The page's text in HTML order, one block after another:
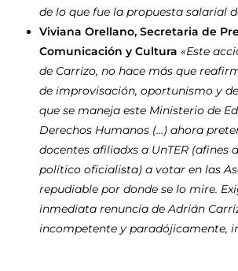
de lo que fue la propuesta salarial
Viviana Orellano, Secretaria de
Comunicación y Cultura «Este
de Carrizo, no hace más que
de improvisación, oportunismo y
que se maneja este Ministerio de
Derechos Humanos (…) ahora
docentes afiliadxs a UnTER (afines
político oficialista) a votar en las
repudiable por donde se lo mire.
inmediata renuncia de Adrián
incompetente y paradójicamente,